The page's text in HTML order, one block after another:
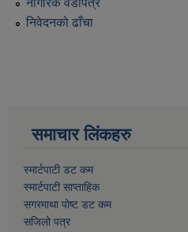
नागरिक वडापत्र
निवेदनको ढाँचा
समाचार लिंकहरु
स्मार्टपाटी डट कम
स्मार्टपाटी साप्ताहिक
सगरमाथा पोष्ट डट कम
सजिलो पत्र